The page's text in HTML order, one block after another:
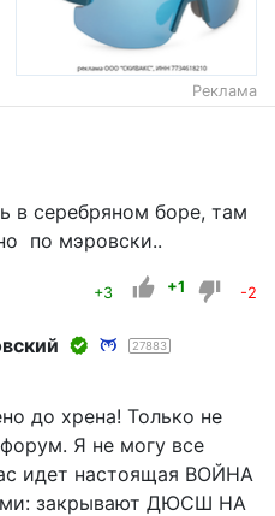
Реклама
в серебряном боре, там
по мэровски..
+3 +1 -2
27883
до хрена! Только не
Я не могу все
идет настоящая ВОЙНА
закрывают ДЮСШ НА